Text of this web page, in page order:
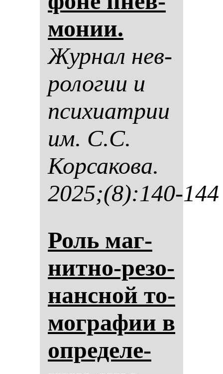
мо­нии.
Жур­нал нев­
ро­ло­гии и
пси­хи­ат­рии
им. С.С.
Кор­са­ко­ва.
2025;(8):140-144
Роль маг­
нит­но-ре­зо­
нан­сной то­
мог­ра­фии в
оп­ре­де­ле­